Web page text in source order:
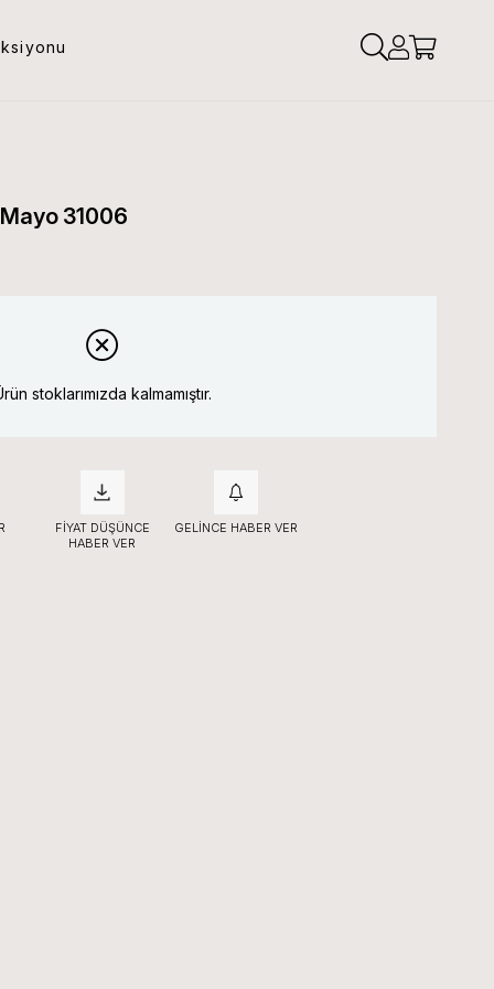
31006
stoklarımızda kalmamıştır.
FIYAT DÜŞÜNCE
HABER VER
GELINCE HABER VER